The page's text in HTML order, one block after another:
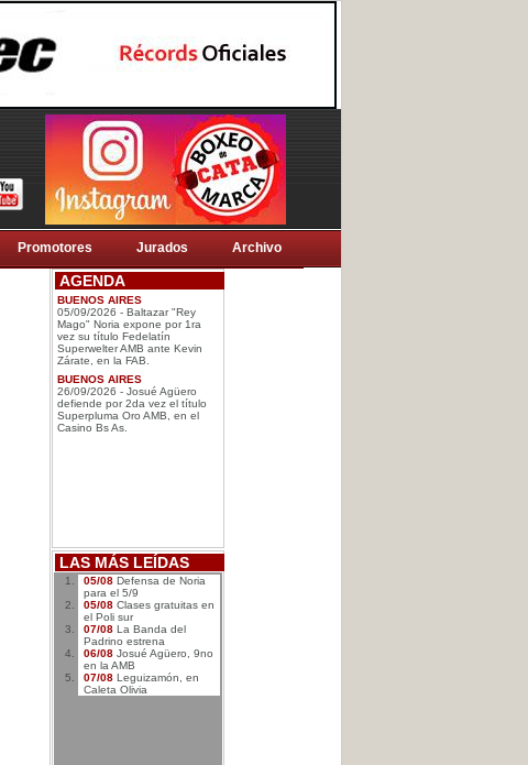
Promotores Jurados Archivo
AGENDA
BUENOS AIRES
05/09/2026 - Baltazar "Rey
Mago" Noria expone por 1ra
vez su título Fedelatín
Superwelter AMB ante Kevin
Zárate, en la FAB.
BUENOS AIRES
26/09/2026 - Josué Agüero
defiende por 2da vez el título
Superpluma Oro AMB, en el
Casino Bs As.
LAS MÁS LEÍDAS
05/08 Defensa de Noria
para el 5/9
05/08 Clases gratuitas en
el Poli sur
07/08 La Banda del
Padrino estrena
06/08 Josué Agüero, 9no
en la AMB
07/08 Leguizamón, en
Caleta Olivia